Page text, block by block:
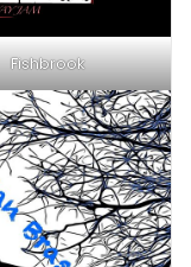
Fishbrook